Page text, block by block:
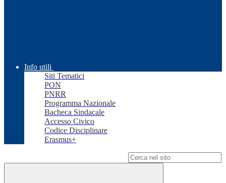
Info utili
Siti Tematici
PON
PNRR
Programma Nazionale
Bacheca Sindacale
Accesso Civico
Codice Disciplinare
Erasmus+